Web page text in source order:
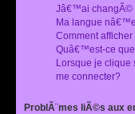
Jâ€™ai changÃ©
Ma langue
Comment
Quâ€™est-ce
Lorsque je clique
me connecter?
ProblÃ¨mes liÃ©s aux